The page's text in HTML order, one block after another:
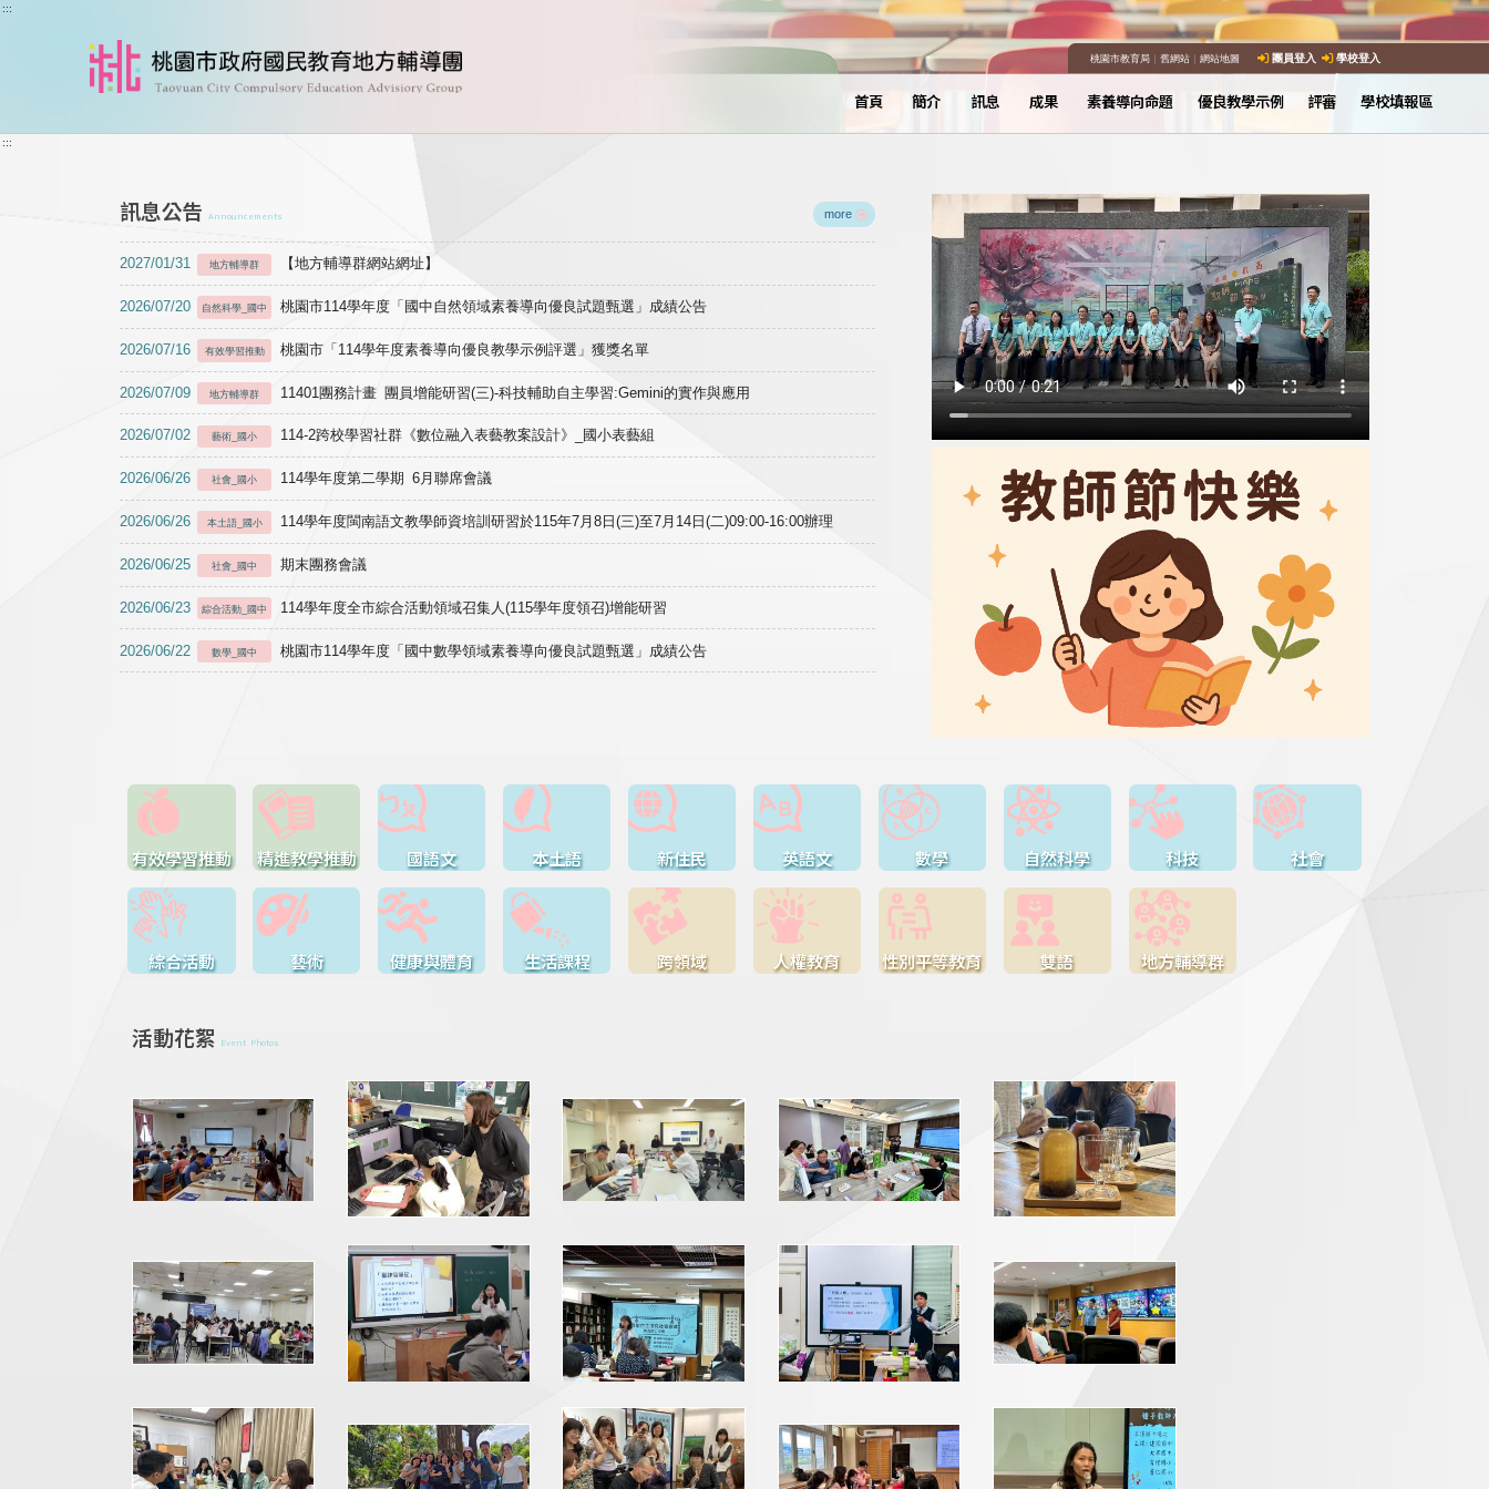
跳到主要內容
:::
桃園市教育局｜ 舊網站｜ 網站地圖 團員登入 學校登入
首頁 簡介 訊息 成果 素養導向命題 優良教學示例 評審 學校填報區
:::
訊息公告 Announcements more
2027/01/31 地方輔導群 【地方輔導群網站網址】
2026/07/20 自然科學_國中 桃園市114學年度「國中自然領域素養導向優良試題甄選」成績公告
2026/07/16 有效學習推動 桃園市「114學年度素養導向優良教學示例評選」獲獎名單
2026/07/09 地方輔導群 11401團務計畫 團員增能研習(三)-科技輔助自主學習:Gemini的實作與應用
2026/07/02 藝術_國小 114-2跨校學習社群《數位融入表藝教案設計》_國小表藝組
2026/06/26 社會_國小 114學年度第二學期 6月聯席會議
2026/06/26 本土語_國小 114學年度閩南語文教學師資培訓研習於115年7月8日(三)至7月14日(二)09:00-16:00辦理
2026/06/25 社會_國中 期末團務會議
2026/06/23 綜合活動_國中 114學年度全市綜合活動領域召集人(115學年度領召)增能研習
2026/06/22 數學_國中 桃園市114學年度「國中數學領域素養導向優良試題甄選」成績公告
有效學習推動 精進教學推動 國語文 本土語 新住民 英語文 數學 自然科學 科技 社會
綜合活動 藝術 健康與體育 生活課程 跨領域 人權教育 性別平等教育 雙語 地方輔導群
活動花絮 Event Photos